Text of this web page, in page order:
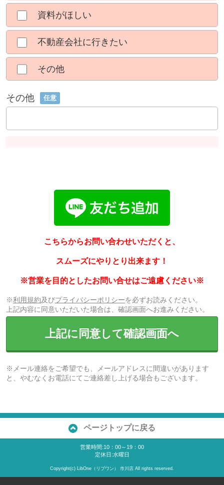
資料がほしい
不動産会社に行きたい
その他
その他 任意
こちらからお問い合わせいただくと、
スムーズにやりとり出来ます！
※営業を目的としたお問い合せはご遠慮ください※
※利用規約及びプライバシーポリシーを必ずお読みください。
上記内容に同意いただいた場合は、確認画面へお進みください。
上記に同意して確認画面へ
※メール連絡をご希望でも、メールアドレスに間違いがあります
と、やむなくお電話にてご連絡差し上げる場合もございます。
ページトップに戻る
営業時間:10：00～19：00
定休日:水曜日
Copyright(c) LibOne（リブワン） 市川店 All rights reserved.